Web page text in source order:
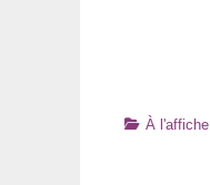
Catégories
À l'affiche